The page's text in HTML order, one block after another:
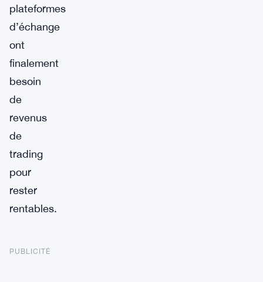
plateformes
d’échange
ont
finalement
besoin
de
revenus
de
trading
pour
rester
rentables.
PUBLICITÉ